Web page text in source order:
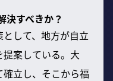
決すべきか？
して、地方が自立
案している。大
立し、そこから福